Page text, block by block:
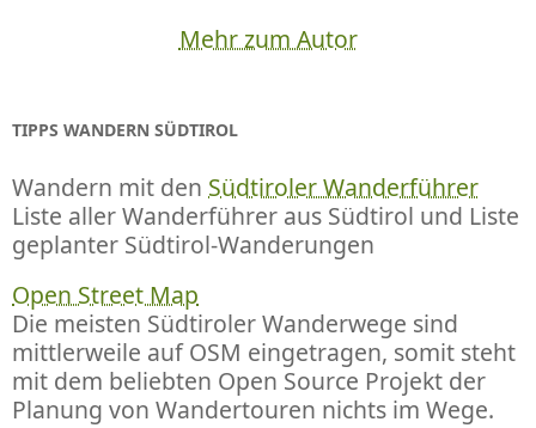
Mehr zum Autor
TIPPS WANDERN SÜDTIROL
Wandern mit den Südtiroler Wanderführer
Liste aller Wanderführer aus Südtirol und Liste
geplanter Südtirol-Wanderungen
Open Street Map
Die meisten Südtiroler Wanderwege sind
mittlerweile auf OSM eingetragen, somit steht
mit dem beliebten Open Source Projekt der
Planung von Wandertouren nichts im Wege.